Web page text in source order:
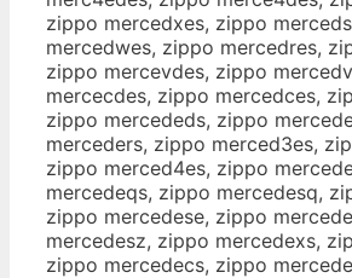
zippo mercedxes, zippo
mercedwes, zippo mercedres,
zippo mercevdes, zippo
mercecdes, zippo mercedces,
zippo mercededs, zippo
merceders, zippo merced3es,
zippo merced4es, zippo
mercedeqs, zippo mercedesq,
zippo mercedese, zippo
mercedesz, zippo mercedexs,
zippo mercedecs, zippo